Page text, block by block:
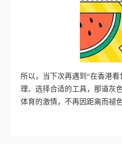
所以，当下次再遇到“在香港
理、选择合适的工具，那道灰
体育的激情，不再因距离而褪色